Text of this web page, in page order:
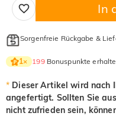
In
Sorgenfreie Rückgabe &
1× 199Bonuspunkte
* Dieser Artikel wird nach
angefertigt. Sollten Sie
nicht zufrieden sein,